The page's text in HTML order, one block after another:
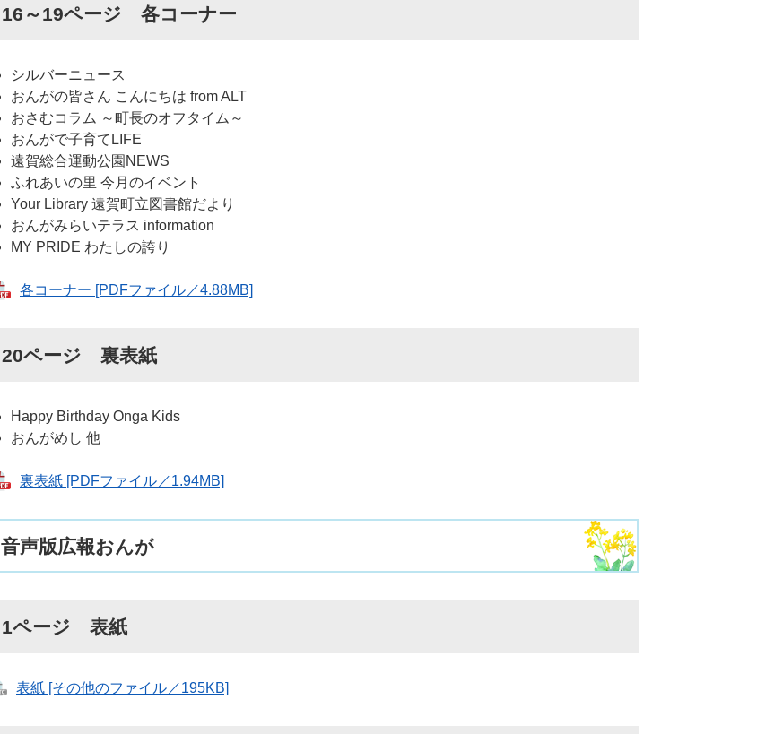
16～19ページ 各コーナー
シルバーニュース
おんがの皆さん こんにちは from ALT
おさむコラム ～町長のオフタイム～
おんがで子育てLIFE
遠賀総合運動公園NEWS
ふれあいの里 今月のイベント
Your Library 遠賀町立図書館だより
おんがみらいテラス information
MY PRIDE わたしの誇り
各コーナー [PDFファイル／4.88MB]
20ページ 裏表紙
Happy Birthday Onga Kids
おんがめし 他
裏表紙 [PDFファイル／1.94MB]
音声版広報おんが
1ページ 表紙
表紙 [その他のファイル／195KB]